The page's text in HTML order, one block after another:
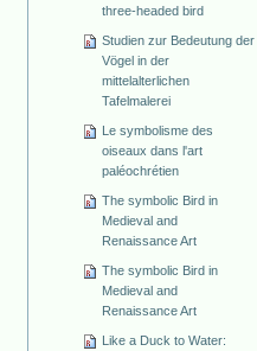
three-headed bird
Studien zur Bedeutung der
Vögel in der
mittelalterlichen
Tafelmalerei
Le symbolisme des
oiseaux dans l'art
paléochrétien
The symbolic Bird in
Medieval and
Renaissance Art
The symbolic Bird in
Medieval and
Renaissance Art
Like a Duck to Water: